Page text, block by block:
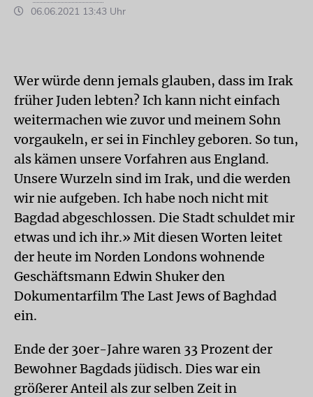
06.06.2021 13:43 Uhr
Wer würde denn jemals glauben, dass im Irak
früher Juden lebten? Ich kann nicht einfach
weitermachen wie zuvor und meinem Sohn
vorgaukeln, er sei in Finchley geboren. So tun,
als kämen unsere Vorfahren aus England.
Unsere Wurzeln sind im Irak, und die werden
wir nie aufgeben. Ich habe noch nicht mit
Bagdad abgeschlossen. Die Stadt schuldet mir
etwas und ich ihr.» Mit diesen Worten leitet
der heute im Norden Londons wohnende
Geschäftsmann Edwin Shuker den
Dokumentarfilm The Last Jews of Baghdad
ein.
Ende der 30er-Jahre waren 33 Prozent der
Bewohner Bagdads jüdisch. Dies war ein
größerer Anteil als zur selben Zeit in